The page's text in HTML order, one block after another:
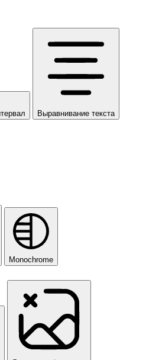
Выравнивание текста
Monochrome